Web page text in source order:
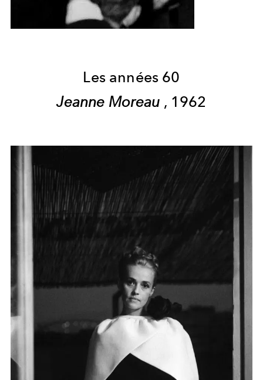
Les années 60
Jeanne Moreau , 1962